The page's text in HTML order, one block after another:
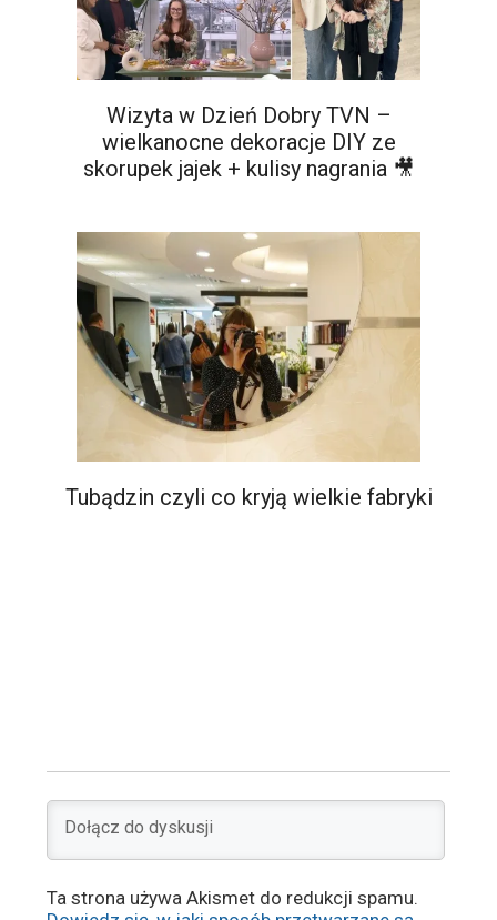
Wizyta w Dzień Dobry TVN –
wielkanocne dekoracje DIY ze
skorupek jajek + kulisy nagrania 🎥
Tubądzin czyli co kryją wielkie fabryki
Ta strona używa Akismet do redukcji spamu.